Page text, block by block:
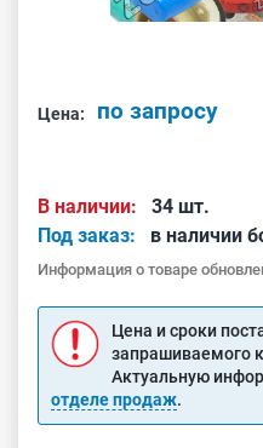
Цена: по запросу
В наличии:
34 шт.
Под заказ:
в наличии
Информация о товаре
Цена и сроки
запрашиваемого
Актуальную
отделе продаж.